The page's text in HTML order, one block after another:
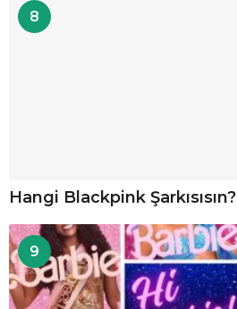
8
Hangi Blackpink Şarkısısın?
9